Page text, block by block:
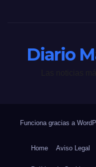
Diario
Funciona gracias a
Home Aviso Legal